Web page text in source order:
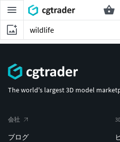
The world's largest 3D model
会社
ブログ